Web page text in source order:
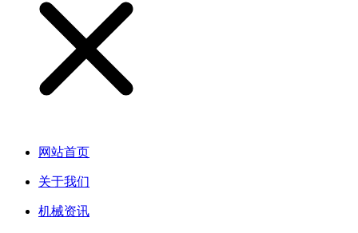
网站首页
关于我们
机械资讯